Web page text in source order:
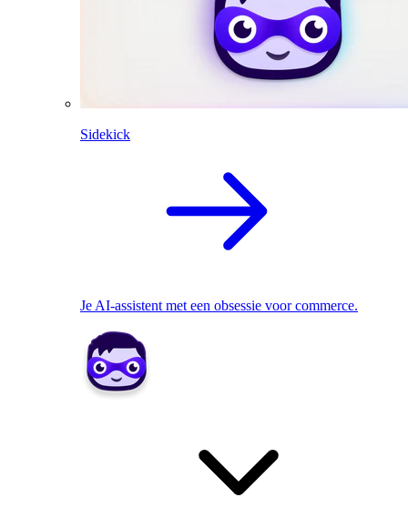
Sidekick
Je AI-assistent met een obsessie voor commerce.